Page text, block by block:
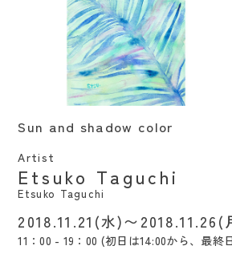
Sun and shadow color
Artist
Etsuko Taguchi
Etsuko Taguchi
2018.11.21(水)〜2018.11.26(
11：00 - 19：00 (初日は14:00から、最終